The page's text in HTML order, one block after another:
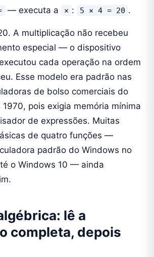
— executa a × : 5 × 4 = 20 .
A multiplicação não recebeu
especial — o dispositivo
cada operação na ordem
Esse modelo era padrão nas
de bolso comerciais do
pois exigia memória mínima
de expressões. Muitas
de quatro funções —
padrão do Windows no
o Windows 10 — ainda
lê a
completa, depois